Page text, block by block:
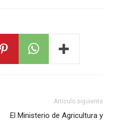
Artículo siguiente
El Ministerio de Agricultura y